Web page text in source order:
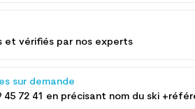
et vérifiés par nos experts
sur demande
45 72 41 en précisant nom du ski